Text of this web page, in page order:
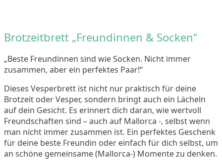
Brotzeitbrett „Freundinnen & Socken“
„Beste Freundinnen sind wie Socken. Nicht immer
zusammen, aber ein perfektes Paar!“
Dieses Vesperbrett ist nicht nur praktisch für deine
Brotzeit oder Vesper, sondern bringt auch ein Lächeln
auf dein Gesicht. Es erinnert dich daran, wie wertvoll
Freundschaften sind – auch auf Mallorca -, selbst wenn
man nicht immer zusammen ist. Ein perfektes Geschenk
für deine beste Freundin oder einfach für dich selbst, um
an schöne gemeinsame (Mallorca-) Momente zu denken.